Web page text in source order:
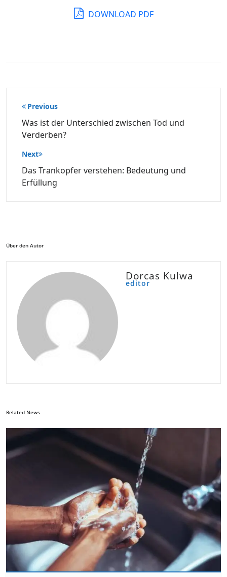
DOWNLOAD PDF
Beitragsnavigation
Previous
Was ist der Unterschied zwischen Tod und
Verderben?
Next
Das Trankopfer verstehen: Bedeutung und
Erfüllung
Über den Autor
Dorcas Kulwa
editor
Related News